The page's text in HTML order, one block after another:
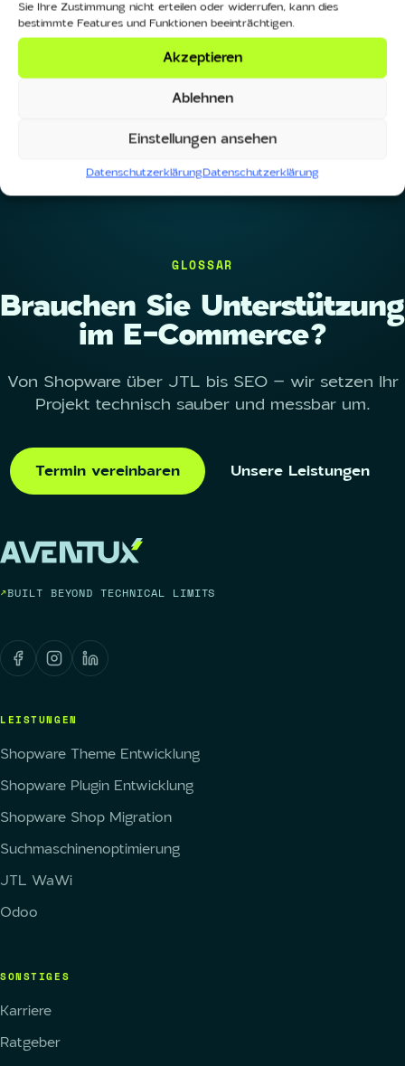
Sie Ihre Zustimmung nicht erteilen oder widerrufen, kann dies
bestimmte Features und Funktionen beeinträchtigen.
Akzeptieren
Ablehnen
Einstellungen ansehen
DatenschutzerklärungDatenschutzerklärung
Verwandte Begriffe
Alle Begriffe
GLOSSAR
Brauchen Sie Unterstützung
im E-Commerce?
Von Shopware über JTL bis SEO – wir setzen Ihr
Projekt technisch sauber und messbar um.
Termin vereinbaren Unsere Leistungen
BUILT BEYOND TECHNICAL LIMITS
LEISTUNGEN
Shopware Theme Entwicklung
Shopware Plugin Entwicklung
Shopware Shop Migration
Suchmaschinenoptimierung
JTL WaWi
Odoo
SONSTIGES
Karriere
Ratgeber